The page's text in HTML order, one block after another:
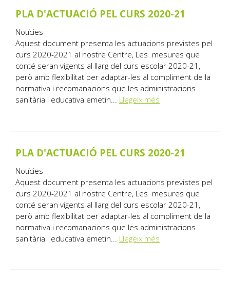
PLA D'ACTUACIÓ PEL CURS 2020-21
Notícies
Aquest document presenta les actuacions previstes pel
curs 2020-2021 al nostre Centre, Les mesures que
conté seran vigents al llarg del curs escolar 2020-21,
però amb flexibilitat per adaptar-les al compliment de la
normativa i recomanacions que les administracions
sanitària i educativa emetin... Llegeix més
PLA D'ACTUACIÓ PEL CURS 2020-21
Notícies
Aquest document presenta les actuacions previstes pel
curs 2020-2021 al nostre Centre, Les mesures que
conté seran vigents al llarg del curs escolar 2020-21,
però amb flexibilitat per adaptar-les al compliment de la
normativa i recomanacions que les administracions
sanitària i educativa emetin... Llegeix més